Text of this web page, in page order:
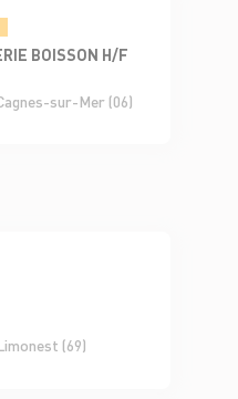
BOISSON H/F
sur-Mer (06)
(69)